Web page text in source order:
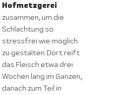
Hofmetzgerei
zusammen, um die
Schlachtung so
stressfrei wie möglich
zu gestalten. Dort reift
das Fleisch etwa drei
Wochen lang im Ganzen,
danach zum Teil in